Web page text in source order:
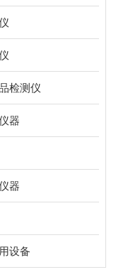
检测仪
器
器
设备